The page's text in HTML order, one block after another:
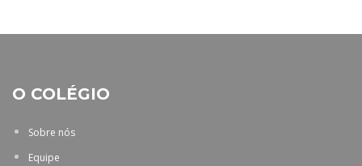
O COLÉGIO
Sobre nós
Equipe